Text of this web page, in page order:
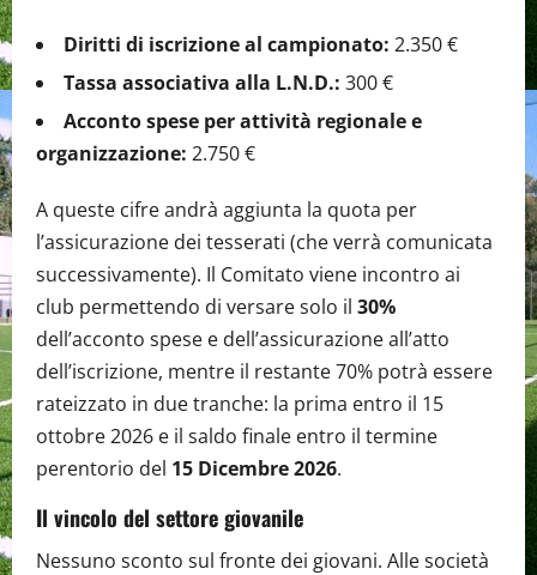
Diritti di iscrizione al campionato: 2.350 €
Tassa associativa alla L.N.D.: 300 €
Acconto spese per attività regionale e
organizzazione: 2.750 €
A queste cifre andrà aggiunta la quota per
l’assicurazione dei tesserati (che verrà comunicata
successivamente). Il Comitato viene incontro ai
club permettendo di versare solo il 30%
dell’acconto spese e dell’assicurazione all’atto
dell’iscrizione, mentre il restante 70% potrà essere
rateizzato in due tranche: la prima entro il 15
ottobre 2026 e il saldo finale entro il termine
perentorio del 15 Dicembre 2026.
Il vincolo del settore giovanile
Nessuno sconto sul fronte dei giovani. Alle società